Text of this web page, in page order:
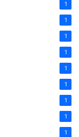
1
1
1
1
1
1
1
1
1